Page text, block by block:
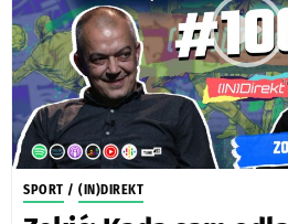
SPORT / (IN)DIREKT